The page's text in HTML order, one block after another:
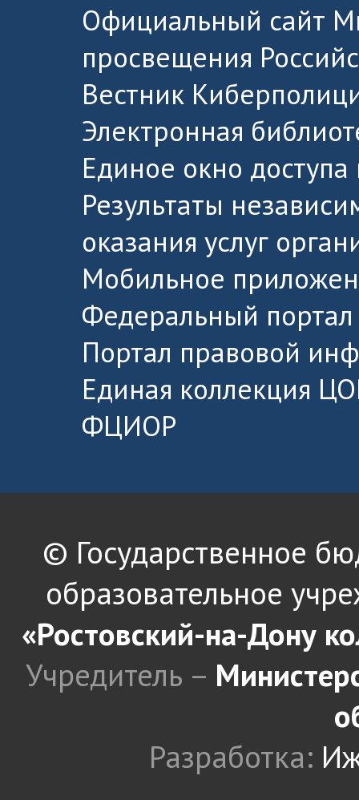
Официальный сайт
просвещения
Вестник
Электронная
Единое окно
Результаты
оказания услуг
Мобильное
Федеральный портал
Портал правовой
Единая коллекция
ФЦИОР
© Государственное
образовательное
«Ростовский-на-Дону
Учредитель –
Разработка: